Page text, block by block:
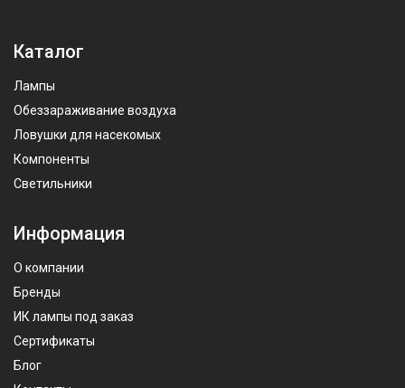
Каталог
Лампы
Обеззараживание воздуха
Ловушки для насекомых
Компоненты
Светильники
Информация
О компании
Бренды
ИК лампы под заказ
Сертификаты
Блог